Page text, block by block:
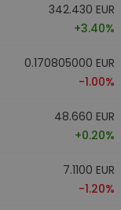
342.430 EUR
+3.40%
0.170805000 EUR
-1.00%
48.660 EUR
+0.20%
7.1100 EUR
-1.20%